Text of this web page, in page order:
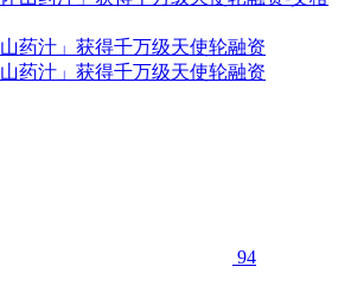
药汁」获得千万级天使轮融资
药汁」获得千万级天使轮融资
94